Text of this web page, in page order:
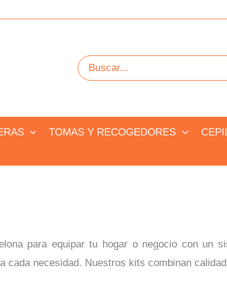
Buscar
por:
TOMAS Y RECOGEDORES
para equipar tu hogar o negocio con un
cada necesidad. Nuestros kits combinan